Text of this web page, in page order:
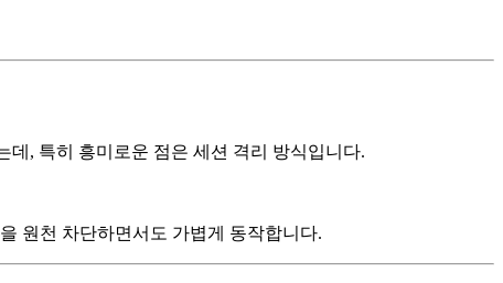
데, 특히 흥미로운 점은 세션 격리 방식입니다.
원천 차단하면서도 가볍게 동작합니다.